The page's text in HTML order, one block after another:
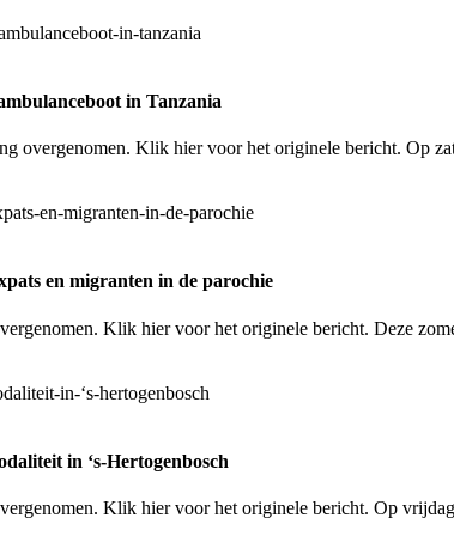
in Tanzania
overgenomen. Klik hier voor het originele bericht. Op
en migranten in de parochie
Klik hier voor het originele bericht. Deze
in ‘s-Hertogenbosch
Klik hier voor het originele bericht. Op